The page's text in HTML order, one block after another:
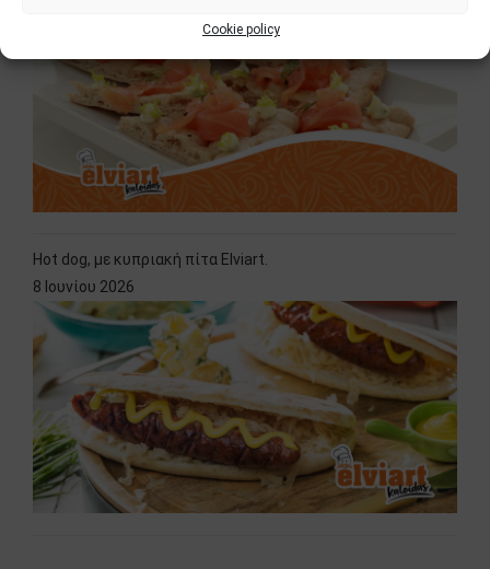
Cookie policy
Hot dog, με κυπριακή πίτα Elviart.
8 Ιουνίου 2026